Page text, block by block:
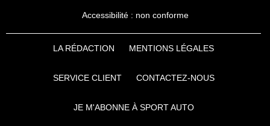
Accessibilité : non conforme
LA RÉDACTION MENTIONS LÉGALES
SERVICE CLIENT CONTACTEZ-NOUS
JE M'ABONNE À SPORT AUTO